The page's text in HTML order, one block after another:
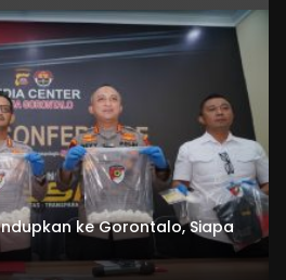
ke Gorontalo, Siapa